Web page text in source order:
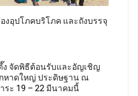
อุปโภคบริโภค และถังบรรจุ
ง จัดพิธีต้อนรับและอัญเชิญ
หาดใหญ่ ประดิษฐาน ณ
ะ 19 – 22 มีนาคมนี้